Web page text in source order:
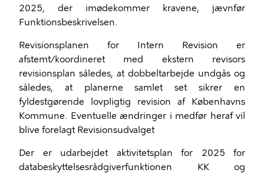
2025, der imødekommer kravene, jævnfør
Funktionsbeskrivelsen.
Revisionsplanen for Intern Revision er
afstemt/koordineret med ekstern revisors
revisionsplan således, at dobbeltarbejde undgås og
således, at planerne samlet set sikrer en
fyldestgørende lovpligtig revision af Københavns
Kommune. Eventuelle ændringer i medfør heraf vil
blive forelagt Revisionsudvalget
Der er udarbejdet aktivitetsplan for 2025 for
databeskyttelsesrådgiverfunktionen KK og